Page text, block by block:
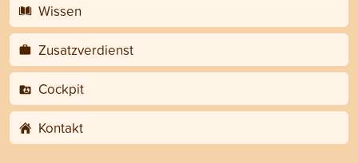
Wissen
Zusatzverdienst
Cockpit
Kontakt